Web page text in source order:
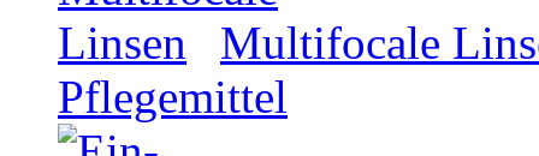
Multifocale
Pflegemittel